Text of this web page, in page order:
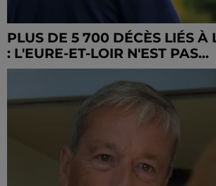
PLUS DE 5 700 DÉCÈS LIÉS À
: L'EURE-ET-LOIR N'EST PAS...